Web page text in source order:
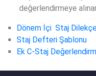
değerlendirmeye
Dönem İçi Staj
Staj Defteri Şablonu
Ek C-Staj